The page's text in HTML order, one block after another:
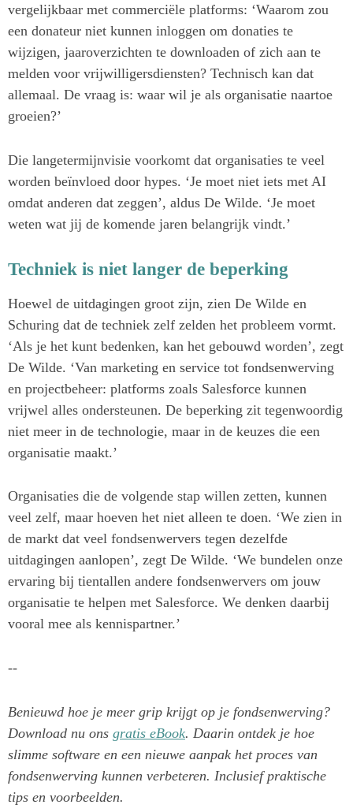
vergelijkbaar met commerciële platforms: ‘Waarom zou
een donateur niet kunnen inloggen om donaties te
wijzigen, jaaroverzichten te downloaden of zich aan te
melden voor vrijwilligersdiensten? Technisch kan dat
allemaal. De vraag is: waar wil je als organisatie naartoe
groeien?’
Die langetermijnvisie voorkomt dat organisaties te veel
worden beïnvloed door hypes. ‘Je moet niet iets met AI
omdat anderen dat zeggen’, aldus De Wilde. ‘Je moet
weten wat jij de komende jaren belangrijk vindt.’
Techniek is niet langer de beperking
Hoewel de uitdagingen groot zijn, zien De Wilde en
Schuring dat de techniek zelf zelden het probleem vormt.
‘Als je het kunt bedenken, kan het gebouwd worden’, zegt
De Wilde. ‘Van marketing en service tot fondsenwerving
en projectbeheer: platforms zoals Salesforce kunnen
vrijwel alles ondersteunen. De beperking zit tegenwoordig
niet meer in de technologie, maar in de keuzes die een
organisatie maakt.’
Organisaties die de volgende stap willen zetten, kunnen
veel zelf, maar hoeven het niet alleen te doen. ‘We zien in
de markt dat veel fondsenwervers tegen dezelfde
uitdagingen aanlopen’, zegt De Wilde. ‘We bundelen onze
ervaring bij tientallen andere fondsenwervers om jouw
organisatie te helpen met Salesforce. We denken daarbij
vooral mee als kennispartner.’
--
Benieuwd hoe je meer grip krijgt op je fondsenwerving?
Download nu ons gratis eBook. Daarin ontdek je hoe
slimme software en een nieuwe aanpak het proces van
fondsenwerving kunnen verbeteren. Inclusief praktische
tips en voorbeelden.